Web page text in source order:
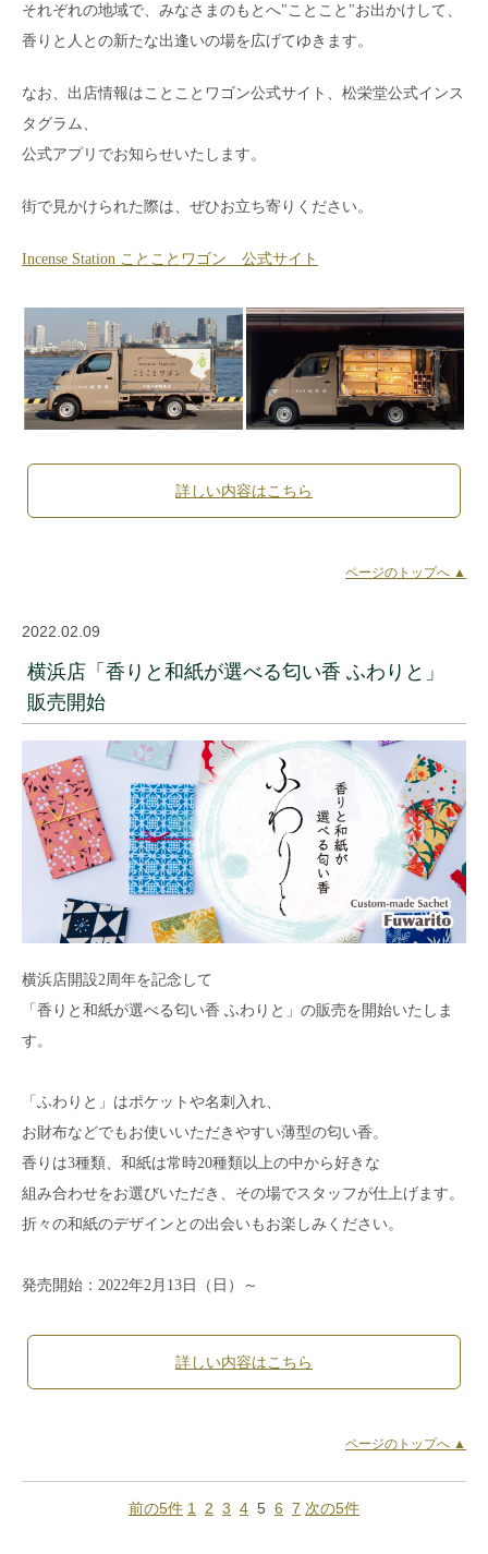
それぞれの地域で、みなさまのもとへ"ことこと"お出かけして、
香りと人との新たな出逢いの場を広げてゆきます。
なお、出店情報はことことワゴン公式サイト、松栄堂公式インス
タグラム、
公式アプリでお知らせいたします。
街で見かけられた際は、ぜひお立ち寄りください。
Incense Station ことことワゴン 公式サイト
詳しい内容はこちら
ページのトップへ ▲
2022.02.09
横浜店「香りと和紙が選べる匂い香 ふわりと」
販売開始
横浜店開設2周年を記念して
「香りと和紙が選べる匂い香 ふわりと」の販売を開始いたしま
す。
「ふわりと」はポケットや名刺入れ、
お財布などでもお使いいただきやすい薄型の匂い香。
香りは3種類、和紙は常時20種類以上の中から好きな
組み合わせをお選びいただき、その場でスタッフが仕上げます。
折々の和紙のデザインとの出会いもお楽しみください。
発売開始：2022年2月13日（日）～
詳しい内容はこちら
ページのトップへ ▲
前の5件 1 2 3 4 5 6 7 次の5件